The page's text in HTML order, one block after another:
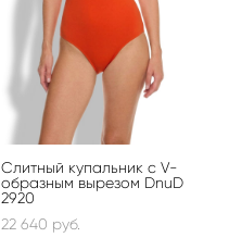
Слитный купальник с V-
образным вырезом DnuD
2920
22 640 pуб.